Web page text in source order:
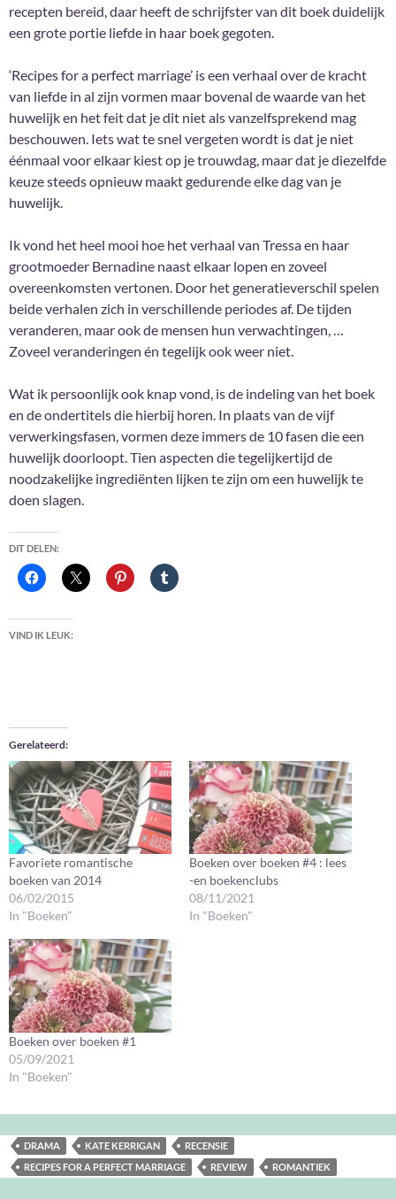
recepten bereid, daar heeft de schrijfster van dit boek duidelijk
een grote portie liefde in haar boek gegoten.
‘Recipes for a perfect marriage’ is een verhaal over de kracht
van liefde in al zijn vormen maar bovenal de waarde van het
huwelijk en het feit dat je dit niet als vanzelfsprekend mag
beschouwen. Iets wat te snel vergeten wordt is dat je niet
éénmaal voor elkaar kiest op je trouwdag, maar dat je diezelfde
keuze steeds opnieuw maakt gedurende elke dag van je
huwelijk.
Ik vond het heel mooi hoe het verhaal van Tressa en haar
grootmoeder Bernadine naast elkaar lopen en zoveel
overeenkomsten vertonen. Door het generatieverschil spelen
beide verhalen zich in verschillende periodes af. De tijden
veranderen, maar ook de mensen hun verwachtingen, …
Zoveel veranderingen én tegelijk ook weer niet.
Wat ik persoonlijk ook knap vond, is de indeling van het boek
en de ondertitels die hierbij horen. In plaats van de vijf
verwerkingsfasen, vormen deze immers de 10 fasen die een
huwelijk doorloopt. Tien aspecten die tegelijkertijd de
noodzakelijke ingrediënten lijken te zijn om een huwelijk te
doen slagen.
DIT DELEN:
VIND IK LEUK:
Gerelateerd
Favoriete romantische
boeken van 2014
06/02/2015
In "Boeken"
Boeken over boeken #4 : lees
-en boekenclubs
08/11/2021
In "Boeken"
Boeken over boeken #1
05/09/2021
In "Boeken"
DRAMA KATE KERRIGAN
RECENSIE
RECIPES FOR A PERFECT MARRIAGE
REVIEW ROMANTIEK